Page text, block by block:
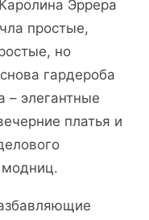
Эррера
простые,
но
гардероба
– элегантные
платья и